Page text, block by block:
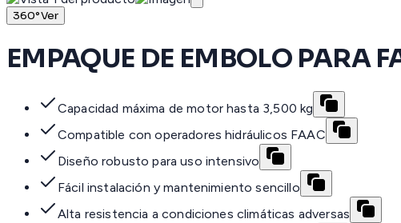
360°Ver
EMPAQUE DE EMBOLO PARA
Capacidad máxima de motor hasta 3,500 kg
Compatible con operadores hidráulicos FAAC
Diseño robusto para uso intensivo
Fácil instalación y mantenimiento sencillo
Alta resistencia a condiciones climáticas adversas